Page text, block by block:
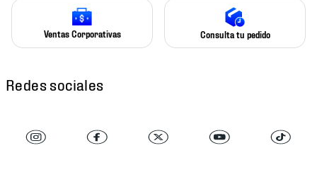
Ventas Corporativas Consulta tu pedido
Redes sociales